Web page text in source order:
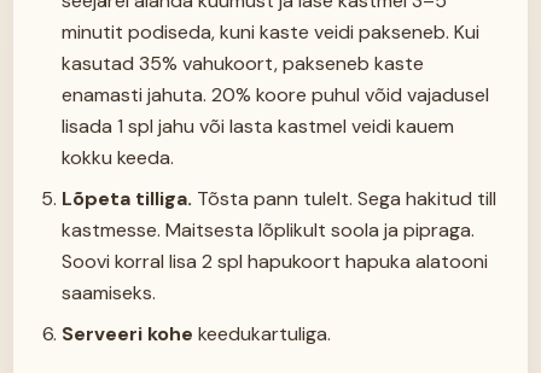
minutit podiseda, kuni kaste veidi pakseneb. Kui
kasutad 35% vahukoort, pakseneb kaste
enamasti jahuta. 20% koore puhul võid vajadusel
lisada 1 spl jahu või lasta kastmel veidi kauem
kokku keeda.
Lõpeta tilliga. Tõsta pann tulelt. Sega hakitud till
kastmesse. Maitsesta lõplikult soola ja pipraga.
Soovi korral lisa 2 spl hapukoort hapuka alatooni
saamiseks.
Serveeri kohe keedukartuliga.